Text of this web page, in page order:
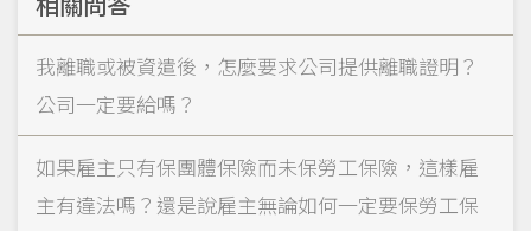
我離職或被資遣後，怎麼要求公司提供離職證明？
公司一定要給嗎？
如果雇主只有保團體保險而未保勞工保險，這樣雇
主有違法嗎？還是說雇主無論如何一定要保勞工保